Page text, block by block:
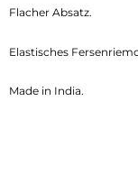
Flacher Absatz.
Elastisches
Made in India.